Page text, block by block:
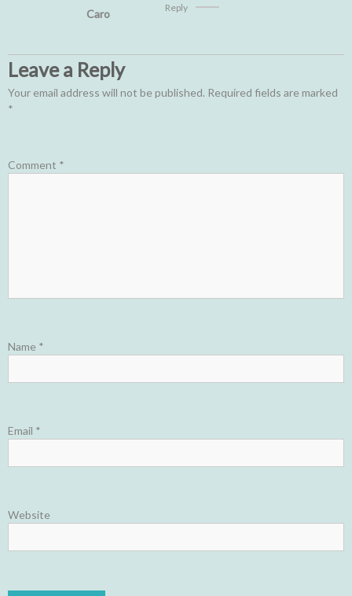
Caro Reply
Leave a Reply
Your email address will not be published. Required fields are marked
*
Comment *
Name *
Email *
Website